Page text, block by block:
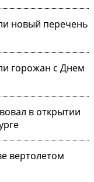
новый перечень
горожан с Днем
в открытии
вертолетом